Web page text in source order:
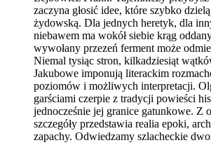
zaczyna głosić idee, które szybko dzielą
żydowską. Dla jednych heretyk, dla
niebawem ma wokół siebie krąg
wywołany przezeń ferment może
Niemal tysiąc stron, kilkadziesiąt
Jakubowe imponują literackim
poziomów i możliwych interpretacji.
garściami czerpie z tradycji powieści
jednocześnie jej granice gatunkowe. Z
szczegóły przedstawia realia epoki,
zapachy. Odwiedzamy szlacheckie